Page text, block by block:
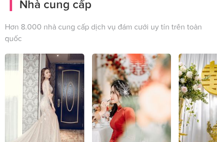
Nhà cung cấp
Hơn 8.000 nhà cung cấp dịch vụ đám cưới uy tín trên toàn
quốc